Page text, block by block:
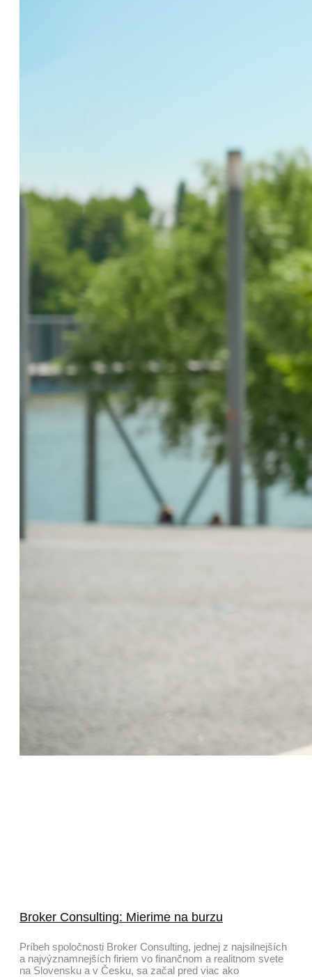
Broker Consulting: Mierime na burzu
Príbeh spoločnosti Broker Consulting, jednej z najsilnejších
a najvýznamnejších firiem vo finančnom a realitnom svete
na Slovensku a v Česku, sa začal pred viac ako